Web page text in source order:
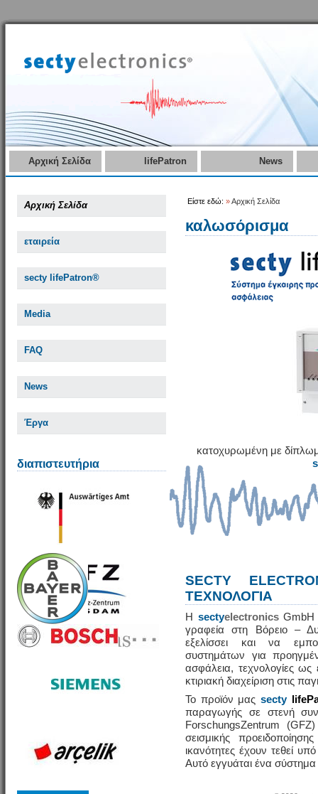
Αρχική Σελίδα lifePatron News
Αρχική Σελίδα
εταιρεία
secty lifePatron®
Media
FAQ
News
Έργα
διαπιστευτήρια
Είστε εδώ: »Αρχική Σελίδα
καλωσόρισμα
κατοχυρωμένη με
SECTY
ΤΕΧΝΟΛΟΓΙΑ
Η sectyelectronicsGmbH
γραφεία στη Βόρειο –
εξελίσσει και να
συστημάτων για
ασφάλεια, τεχνολογίες
κτιριακή διαχείριση στις
Το προϊόν μας secty
παραγωγής σε στενή
ForschungsZentrum
σεισμικής
ικανότητες έχουν τεθεί
Αυτό εγγυάται ένα